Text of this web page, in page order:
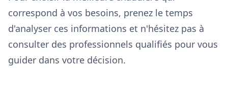
correspond à vos besoins, prenez le temps
d'analyser ces informations et n'hésitez pas à
consulter des professionnels qualifiés pour vous
guider dans votre décision.